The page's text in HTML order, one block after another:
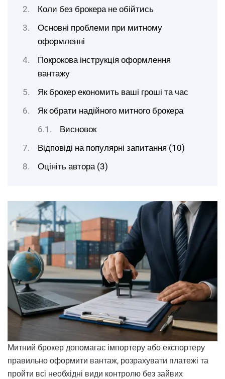
Коли без брокера не обійтись
Основні проблеми при митному
оформленні
Покрокова інструкція оформлення
вантажу
Як брокер економить ваші гроші та час
Як обрати надійного митного брокера
Висновок
Відповіді на популярні запитання (10)
Оцініть автора (3)
Митний брокер допомагає імпортеру або експортеру
правильно оформити вантаж, розрахувати платежі та
пройти всі необхідні види контролю без зайвих